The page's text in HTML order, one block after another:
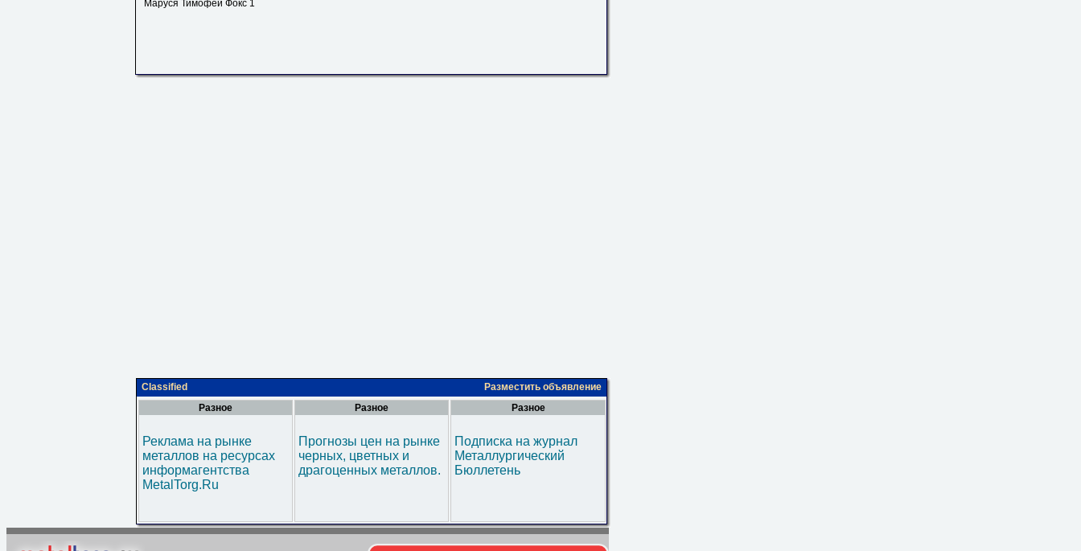
Маруся Тимофей Фокс 1
Classified
Разместить объявление
Разное
Реклама на рынке
металлов на ресурсах
информагентства
MetalTorg.Ru
Разное
Прогнозы цен на рынке
черных, цветных и
драгоценных металлов.
Разное
Подписка на журнал
Металлургический
Бюллетень